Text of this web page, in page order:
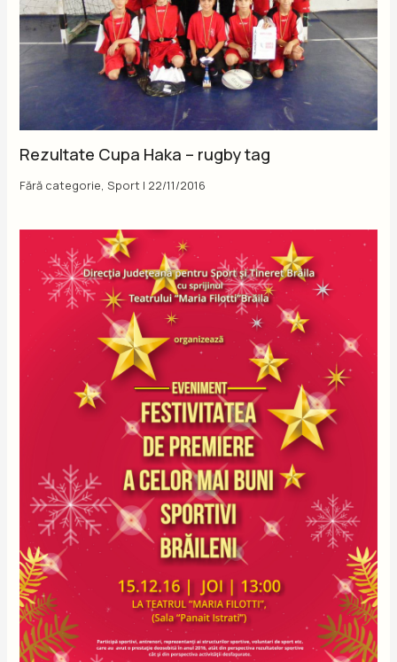
Rezultate Cupa Haka – rugby tag
Fără categorie,Sport | 22/11/2016